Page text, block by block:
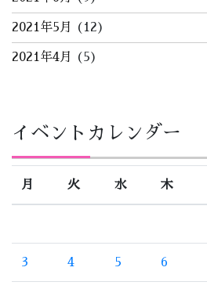
2021年5月 (12)
2021年4月 (5)
イベントカレンダー
月 火 水 木
3 4 5 6